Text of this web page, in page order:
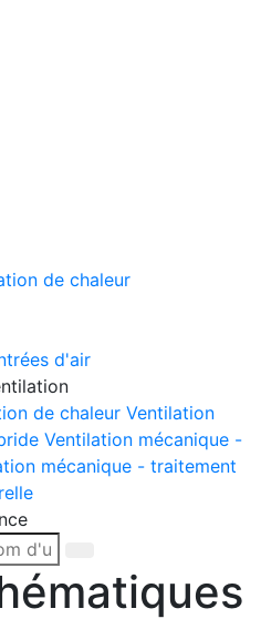
de chaleur
d'air
de chaleur Ventilation
Ventilation mécanique -
mécanique - traitement